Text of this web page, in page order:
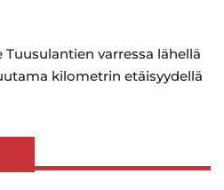
Tuusulantien varressa lähellä
kilometrin etäisyydellä